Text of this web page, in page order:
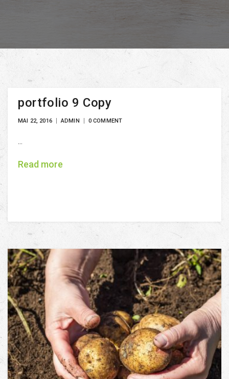
portfolio 9 Copy
MAI 22, 2016 ADMIN 0 COMMENT
...
Read more